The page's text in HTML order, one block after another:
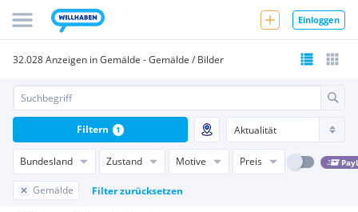
Einloggen
32.028 Anzeigen in Gemälde - Gemälde / Bilder
Bundesland Zustand Motive Preis
Gemälde Filter zurücksetzen
Filtern 1